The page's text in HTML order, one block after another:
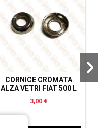
CORNICE CROMATA
ALZA VETRI FIAT 500 L
3,00 €